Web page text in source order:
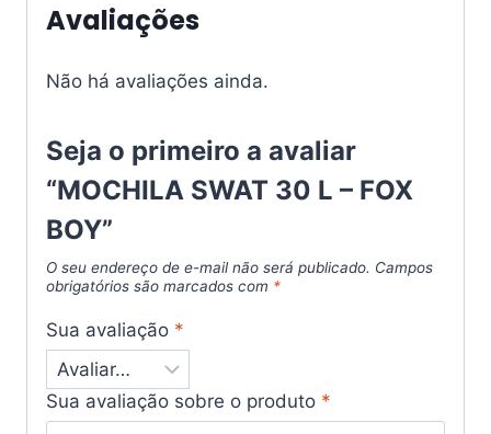
Avaliações
Não há avaliações ainda.
Seja o primeiro a avaliar
“MOCHILA SWAT 30 L – FOX
BOY”
O seu endereço de e-mail não será publicado. Campos
obrigatórios são marcados com *
Sua avaliação *
Sua avaliação sobre o produto *